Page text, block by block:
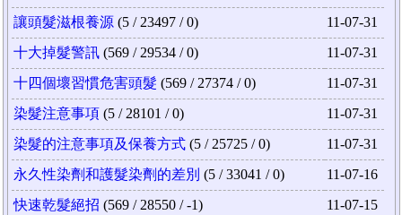
讓頭髮滋根養源 (5 / 23497 / 0)
11-07-31
十大掉髮警訊 (569 / 29534 / 0)
11-07-31
十四個壞習慣危害頭髮 (569 / 27374 / 0)
11-07-31
染髮注意事項 (5 / 28101 / 0)
11-07-31
染髮的注意事項及保養方式 (5 / 25725 / 0)
11-07-31
永久性染劑和護髮染劑的差別 (5 / 33041 / 0)
11-07-16
快速乾髮絕招 (569 / 28550 / -1)
11-07-15